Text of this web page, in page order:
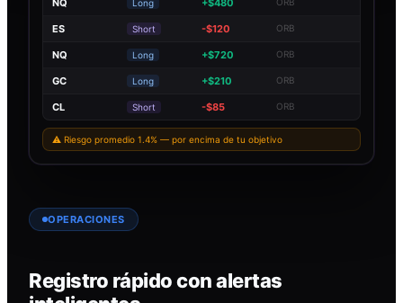
NQ Long +$480
ES Short -$120 ORB
NQ Long +$720 ORB
GC Long +$210 ORB
CL Short -$85 ORB
⚠ Riesgo promedio 1.4% — por encima de tu objetivo
OPERACIONES
Registro rápido con alertas